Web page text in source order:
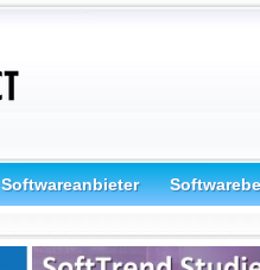
Softwareanbieter